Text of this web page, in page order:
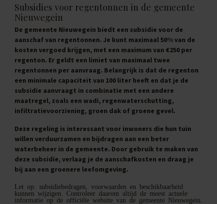
Subsidies voor regentonnen in de gemeente
Nieuwegein
De gemeente Nieuwegein biedt een subsidie voor de
aanschaf van regentonnen. Je kunt maximaal 50% van de
kosten vergoed krijgen, met een maximum van €250 per
regenton. Er geldt een limiet van maximaal twee
regentonnen per aanvraag. Belangrijk is dat de regenton
een minimale capaciteit van 100 liter heeft en dat je de
subsidie aanvraagt in combinatie met een andere
maatregel, zoals een wadi, regenwaterschutting,
infiltratievoorziening, groen dak of groene gevel.
Deze regeling is interessant voor inwoners die hun tuin
willen verduurzamen en bijdragen aan een beter
waterbeheer in de gemeente. Door gebruik te maken van
deze subsidie, verlaag je de aanschafkosten en draag je
bij aan een groenere leefomgeving.
Let op: subsidiebedragen, voorwaarden en beschikbaarheid
kunnen wijzigen. Controleer daarom altijd de meest actuele
informatie op de officiële website van de gemeente Nieuwegein.